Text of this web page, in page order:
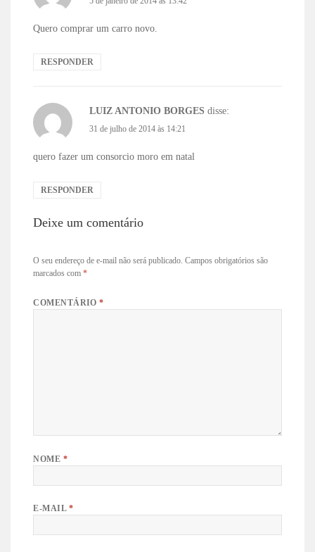
Quero comprar um carro novo.
RESPONDER
LUIZ ANTONIO BORGES disse:
31 de julho de 2014 às 14:21
quero fazer um consorcio moro em natal
RESPONDER
Deixe um comentário
O seu endereço de e-mail não será publicado. Campos obrigatórios são
marcados com*
COMENTÁRIO*
NOME *
E-MAIL *